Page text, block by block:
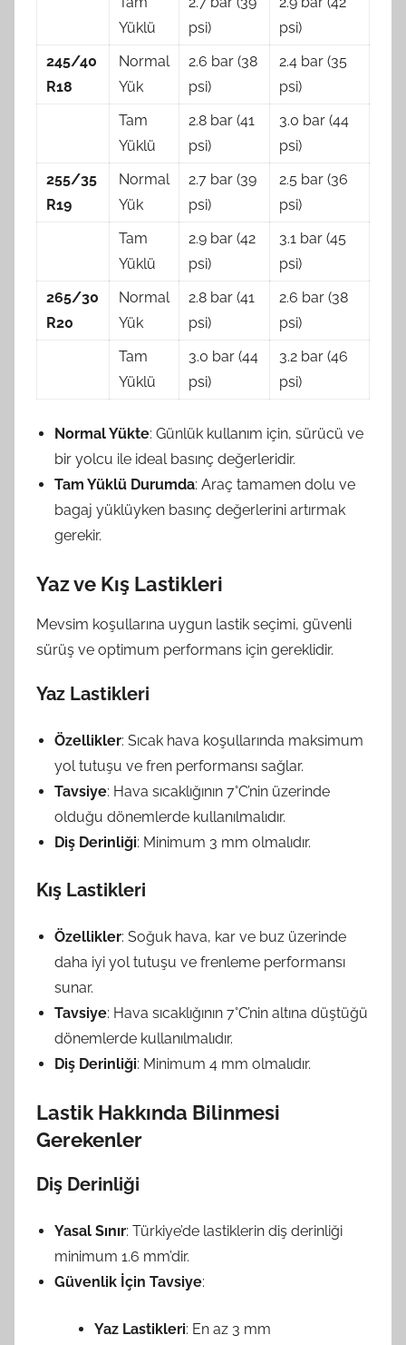
Yüklü
psi)
psi)
245/40
R18
Normal
Yük
2.6 bar (38
psi)
2.4 bar (35
psi)
Tam
Yüklü
2.8 bar (41
psi)
3.0 bar (44
psi)
255/35
R19
Normal
Yük
2.7 bar (39
psi)
2.5 bar (36
psi)
Tam
Yüklü
2.9 bar (42
psi)
3.1 bar (45
psi)
265/30
R20
Normal
Yük
2.8 bar (41
psi)
2.6 bar (38
psi)
Tam
Yüklü
3.0 bar (44
psi)
3.2 bar (46
psi)
Normal Yükte: Günlük kullanım için, sürücü ve
bir yolcu ile ideal basınç değerleridir.
Tam Yüklü Durumda: Araç tamamen dolu ve
bagaj yüklüyken basınç değerlerini artırmak
gerekir.
Yaz ve Kış Lastikleri
Mevsim koşullarına uygun lastik seçimi, güvenli
sürüş ve optimum performans için gereklidir.
Yaz Lastikleri
Özellikler: Sıcak hava koşullarında maksimum
yol tutuşu ve fren performansı sağlar.
Tavsiye: Hava sıcaklığının 7°C’nin üzerinde
olduğu dönemlerde kullanılmalıdır.
Diş Derinliği: Minimum 3 mm olmalıdır.
Kış Lastikleri
Özellikler: Soğuk hava, kar ve buz üzerinde
daha iyi yol tutuşu ve frenleme performansı
sunar.
Tavsiye: Hava sıcaklığının 7°C’nin altına düştüğü
dönemlerde kullanılmalıdır.
Diş Derinliği: Minimum 4 mm olmalıdır.
Lastik Hakkında Bilinmesi
Gerekenler
Diş Derinliği
Yasal Sınır: Türkiye’de lastiklerin diş derinliği
minimum 1.6 mm’dir.
Güvenlik İçin Tavsiye:
Yaz Lastikleri: En az 3 mm